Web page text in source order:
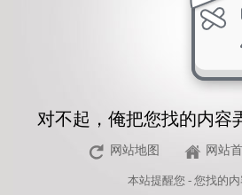
对不起，俺把您找的内容
网站地图 网站
本站提醒您 - 您找的